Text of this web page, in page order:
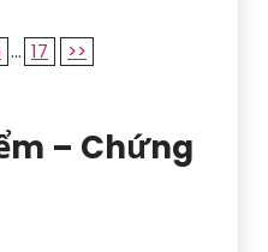
... 17 >>
– Chứng